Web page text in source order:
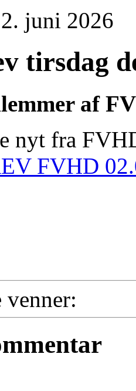
juni 2026
tirsdag
af
nyt fra
FVHD